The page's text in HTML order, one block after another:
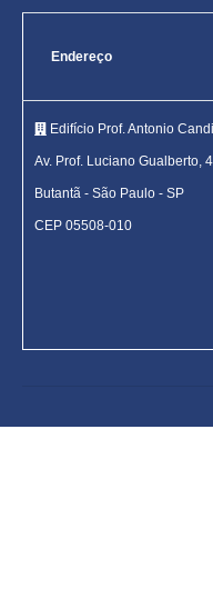
Endereço
Edifício Prof. Antonio
Av. Prof. Luciano Gualberto,
Butantã - São Paulo - SP
CEP 05508-010